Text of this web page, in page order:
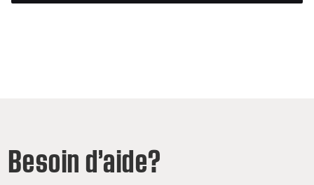
Besoin d’aide?